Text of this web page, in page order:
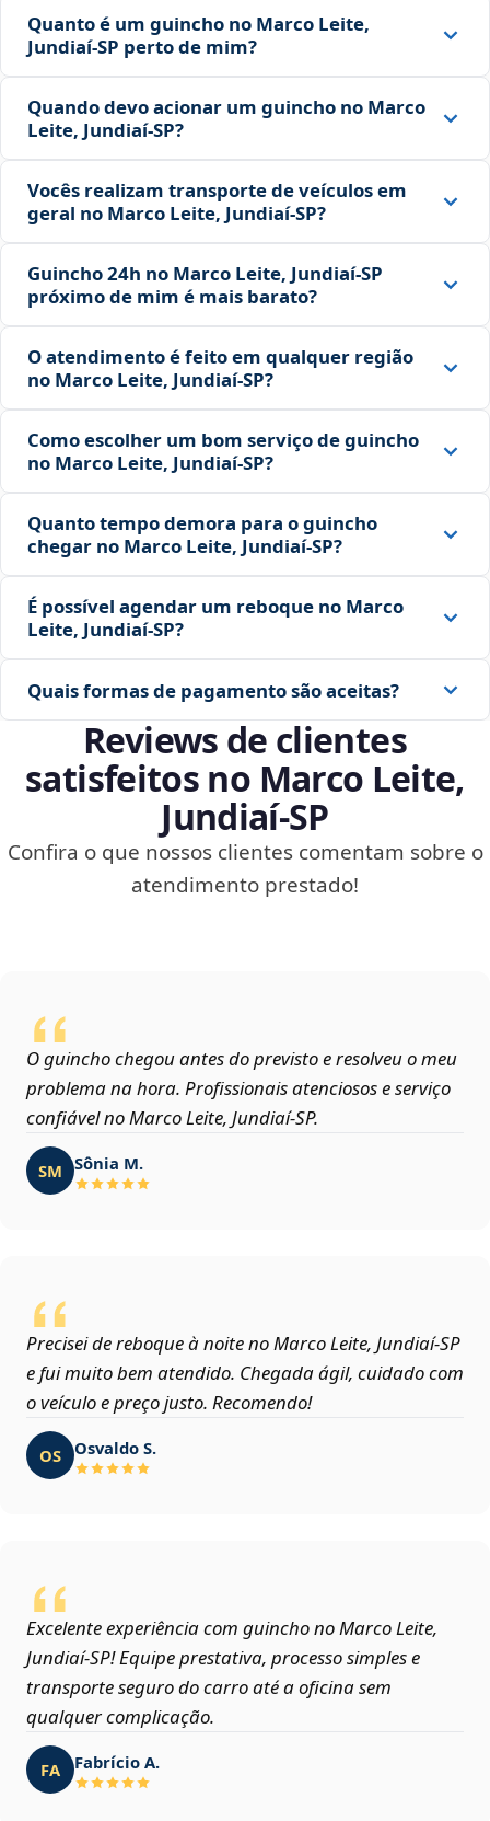
Quanto é um guincho no Marco Leite,
Jundiaí‑SP perto de mim?
Quando devo acionar um guincho no Marco
Leite, Jundiaí‑SP?
Vocês realizam transporte de veículos em
geral no Marco Leite, Jundiaí‑SP?
Guincho 24h no Marco Leite, Jundiaí‑SP
próximo de mim é mais barato?
O atendimento é feito em qualquer região
no Marco Leite, Jundiaí‑SP?
Como escolher um bom serviço de guincho
no Marco Leite, Jundiaí‑SP?
Quanto tempo demora para o guincho
chegar no Marco Leite, Jundiaí‑SP?
É possível agendar um reboque no Marco
Leite, Jundiaí‑SP?
Quais formas de pagamento são aceitas?
Reviews de clientes
satisfeitos no Marco Leite,
Jundiaí‑SP
Confira o que nossos clientes comentam sobre o
atendimento prestado!
O guincho chegou antes do previsto e resolveu o meu
problema na hora. Profissionais atenciosos e serviço
confiável no Marco Leite, Jundiaí‑SP.
SM Sônia M.
Precisei de reboque à noite no Marco Leite, Jundiaí‑SP
e fui muito bem atendido. Chegada ágil, cuidado com
o veículo e preço justo. Recomendo!
OS Osvaldo S.
Excelente experiência com guincho no Marco Leite,
Jundiaí‑SP! Equipe prestativa, processo simples e
transporte seguro do carro até a oficina sem
qualquer complicação.
FA Fabrício A.